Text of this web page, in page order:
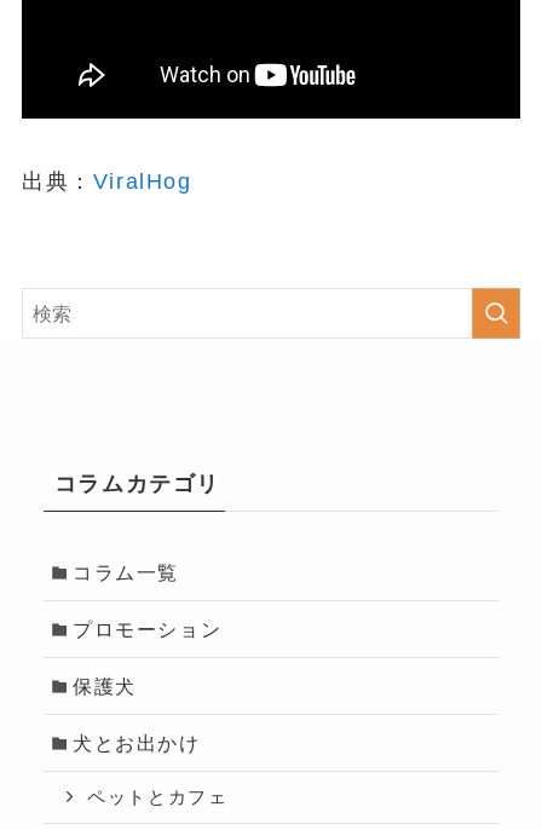
出典： ViralHog
コラムカテゴリ
コラム一覧
プロモーション
保護犬
犬とお出かけ
ペットとカフェ